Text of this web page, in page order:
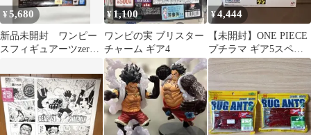
¥5,680
新品未開封 ワンピー
スフィギュアーツzero
¥ 1,100
ワンピの実 ブリスター
チャーム ギア4
¥4,444
【未開封】ONE PIECE
プチラマ ギア5スペシ
ャル BOX 4個入り